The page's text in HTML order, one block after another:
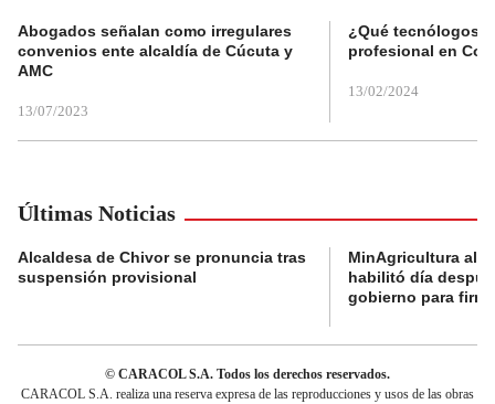
Abogados señalan como irregulares
convenios ente alcaldía de Cúcuta y
AMC
13/07/2023
¿Qué tecnólogos
profesional en
13/02/2024
Últimas Noticias
Alcaldesa de Chivor se pronuncia tras
suspensión provisional
MinAgricultura
habilitó día
gobierno para
© CARACOL S.A. Todos los derechos reservados.
CARACOL S.A. realiza una reserva expresa de las reproducciones y usos de las obras